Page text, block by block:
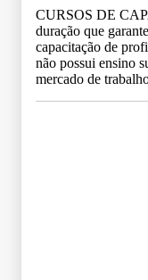
CURSOS DE
duração que
capacitação de
não possui ensino
mercado de